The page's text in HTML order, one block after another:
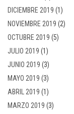
DICIEMBRE 2019 (1)
NOVIEMBRE 2019 (2)
OCTUBRE 2019 (5)
JULIO 2019 (1)
JUNIO 2019 (3)
MAYO 2019 (3)
ABRIL 2019 (1)
MARZO 2019 (3)